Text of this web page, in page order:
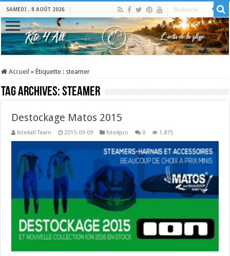
SAMEDI , 8 AOÛT 2026
Accueil » Étiquette : steamer
Tag Archives:steamer
Destockage Matos 2015
Kite4all Team 2015-09-09 Kite4pro 0 1,875